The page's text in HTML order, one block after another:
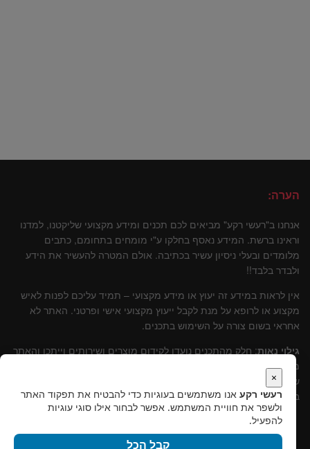
הערה:
אנחנו ב"רעשי רקע" מביאים לכם תכנים ומידע מקצועי שליקטנו, למדנו
וראינו ברשת. המידע נאסף בחלקו ע"י מומחים בתחומם, כתבים
מלומדים ובעלי ניסיון עשיר בכתיבה. אולם המטרה להעשיר את הידע
ולבדר בלבד!!
אין לראות במידע זה יעוץ או מידע מקצועי – תמיד עליכם לפנות לאיש
מקצוע או לרופא על מנת לקבל ייעוץ מקצועי אישי ופרטני. האתר לא
אחראי בשום צורה על השימוש בתכנים.
גילוי נאות: חלק מהתכנים נועדו לקידום מוצרים ושירותים וייתכן והאתר
מקבל עליהם עמלות שונות. אולם, נבהיר, שתמיד עומדת מולנו טובתו
של הקורא ולכן תמיד נמליץ על שירותים ומוצרים שלדעתינו עומדים
בסטנרט איכותי וקידומם יכול להוות תרומה לקוראים.
×
רעשי רקע אנו משתמשים בעוגיות כדי להבטיח את תפקוד האתר
ולשפר את חוויית המשתמש. אפשר לבחור אילו סוגי עוגיות
להפעיל.
קבל הכל